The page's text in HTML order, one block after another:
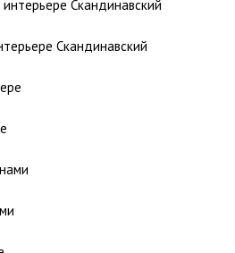
Скандинавский